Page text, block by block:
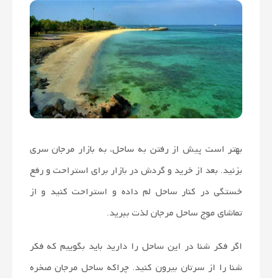
بهتر است پیش از رفتن به ساحل، به بازار مرجان سری
بزنید. بعد از خرید و گردش در بازار برای استراحت و رفع
خستگی در کنار ساحل لم داده و استراحت کنید و از
تماشای موج ساحل مرجان لذت ببرید.
اگر فکر شنا در این ساحل را دارید باید بگوییم که فکر
شنا را از سرتان بیرون کنید. چراکه ساحل مرجان صخره